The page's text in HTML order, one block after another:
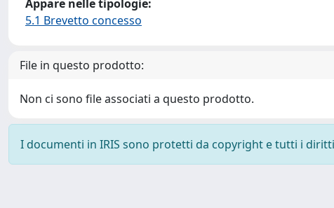
Appare nelle tipologie:
5.1 Brevetto concesso
File in questo prodotto:
Non ci sono file associati a questo prodotto.
I documenti in IRIS sono protetti da copyright e tutti i